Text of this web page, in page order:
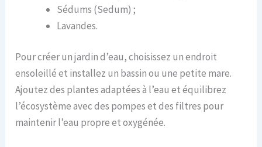
Sédums (Sedum) ;
Lavandes.
Pour créer un jardin d’eau, choisissez un endroit
ensoleillé et installez un bassin ou une petite mare.
Ajoutez des plantes adaptées à l’eau et équilibrez
l’écosystème avec des pompes et des filtres pour
maintenir l’eau propre et oxygénée.